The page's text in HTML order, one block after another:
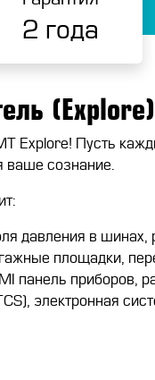
2 года
Explore! Пусть
ваше сознание.
давления в
площадки,
приборов,
электронная